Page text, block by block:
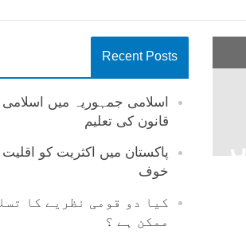
Recent Posts
اسلامی جمہوریہ میں اسلامی
قانون کی تعلیم
پاکستان میں اکثریت کو اقلیت
خوف
کیا دو قومی نظریے کا
ممکن ہے ؟